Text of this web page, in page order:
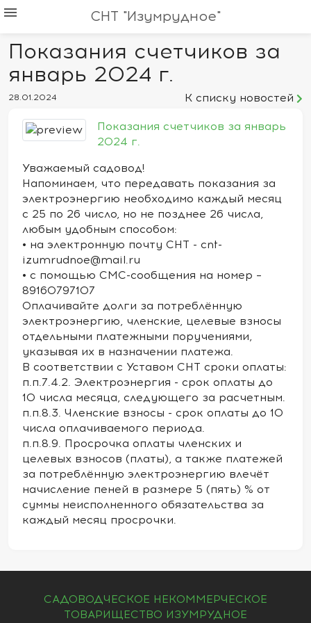
menu СНТ "Изумрудное"
Показания счетчиков за
январь 2024 г.
28.01.2024
К списку новостей
Показания счетчиков за январь
2024 г.
Уважаемый садовод!
Напоминаем, что передавать показания за
электроэнергию необходимо каждый месяц
с 25 по 26 число, но не позднее 26 числа,
любым удобным способом:
• на электронную почту СНТ - cnt-
izumrudnoe@mail.ru
• с помощью СМС-сообщения на номер –
89160797107
Оплачивайте долги за потреблённую
электроэнергию, членские, целевые взносы
отдельными платежными поручениями,
указывая их в назначении платежа.
В соответствии с Уставом СНТ сроки оплаты:
п.п.7.4.2. Электроэнергия - срок оплаты до
10 числа месяца, следующего за расчетным.
п.п.8.3. Членские взносы - срок оплаты до 10
числа оплачиваемого периода.
п.п.8.9. Просрочка оплаты членских и
целевых взносов (платы), а также платежей
за потреблённую электроэнергию влечёт
начисление пеней в размере 5 (пять) % от
суммы неисполненного обязательства за
каждый месяц просрочки.
САДОВОДЧЕСКОЕ НЕКОММЕРЧЕСКОЕ
ТОВАРИЩЕСТВО ИЗУМРУДНОЕ